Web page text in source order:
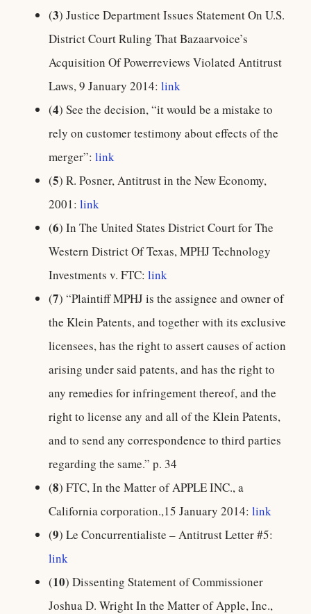
(3) Justice Department Issues Statement On U.S.
District Court Ruling That Bazaarvoice’s
Acquisition Of Powerreviews Violated Antitrust
Laws, 9 January 2014: link
(4) See the decision, “it would be a mistake to
rely on customer testimony about effects of the
merger”: link
(5) R. Posner, Antitrust in the New Economy,
2001: link
(6) In The United States District Court for The
Western District Of Texas, MPHJ Technology
Investments v. FTC: link
(7) “Plaintiff MPHJ is the assignee and owner of
the Klein Patents, and together with its exclusive
licensees, has the right to assert causes of action
arising under said patents, and has the right to
any remedies for infringement thereof, and the
right to license any and all of the Klein Patents,
and to send any correspondence to third parties
regarding the same.” p. 34
(8) FTC, In the Matter of APPLE INC., a
California corporation.,15 January 2014: link
(9) Le Concurrentialiste – Antitrust Letter #5:
link
(10) Dissenting Statement of Commissioner
Joshua D. Wright In the Matter of Apple, Inc.,